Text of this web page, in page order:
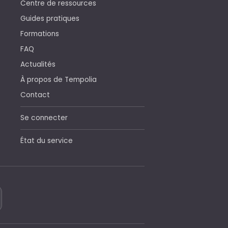
Centre de ressources
Guides pratiques
Formations
FAQ
Actualités
À propos de Tempolia
Contact
Se connecter
État du service